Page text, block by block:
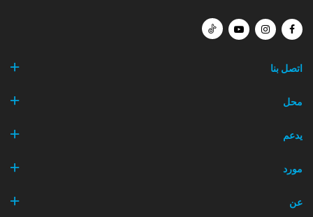
اتصل بنا
محل
يدعم
مورد
عن